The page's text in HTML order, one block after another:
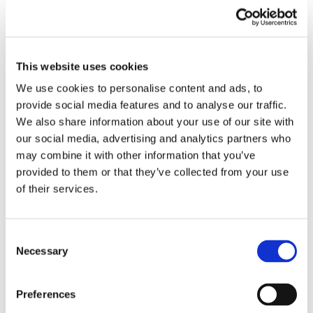
This website uses cookies
We use cookies to personalise content and ads, to
provide social media features and to analyse our traffic.
We also share information about your use of our site with
our social media, advertising and analytics partners who
may combine it with other information that you’ve
provided to them or that they’ve collected from your use
of their services.
Selection
Necessary
Preferences
Diritto civile, Michela Colitta, Sentenze Cassazione
News.